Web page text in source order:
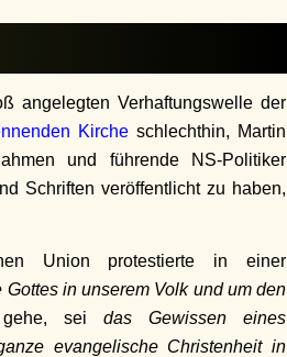
angelegten Verhaftungswelle der
Kirche schlechthin, Martin
und führende NS-Politiker
Schriften veröffentlicht zu haben,
Union protestierte in einer
Gottes in unserem Volk und um den
sei das Gewissen eines
evangelische Christenheit in